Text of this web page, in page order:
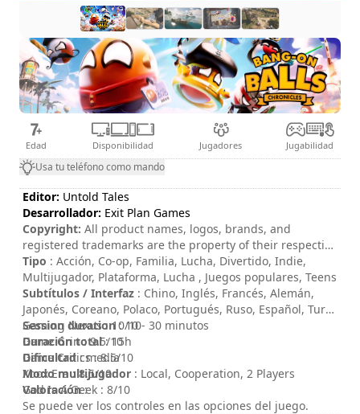
Edad Disponibilidad Jugadores Jugabilidad
Usa tu teléfono como mando
Editor: Untold Tales
Desarrollador: Exit Plan Games
Copyright: All product names, logos, brands, and
registered trademarks are the property of their respective
owners.
Tipo : Acción, Co-op, Familia, Lucha, Divertido, Indie,
Multijugador, Plataforma, Lucha , Juegos populares, Teens
Subtítulos / Interfaz : Chino, Inglés, Francés, Alemán,
Japonés, Coreano, Polaco, Portugués, Ruso, Español, Turco
Session duration: 10 - 30 minutos
Duración total: 15h
Dificultad: media
Modo multijugador : Local, Cooperation, 2 Players
Valoración:
Gaming Nexus : 10/10
Game Grin : 9.5/10
Game Critics : 8.5/10
Xbox Era : 8.5/10
God Is A Geek : 8/10
Se puede ver los controles en las opciones del juego.